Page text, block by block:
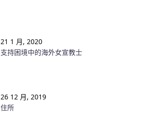
21 1 月, 2020
支持困境中的海外女宣教士
26 12 月, 2019
住所